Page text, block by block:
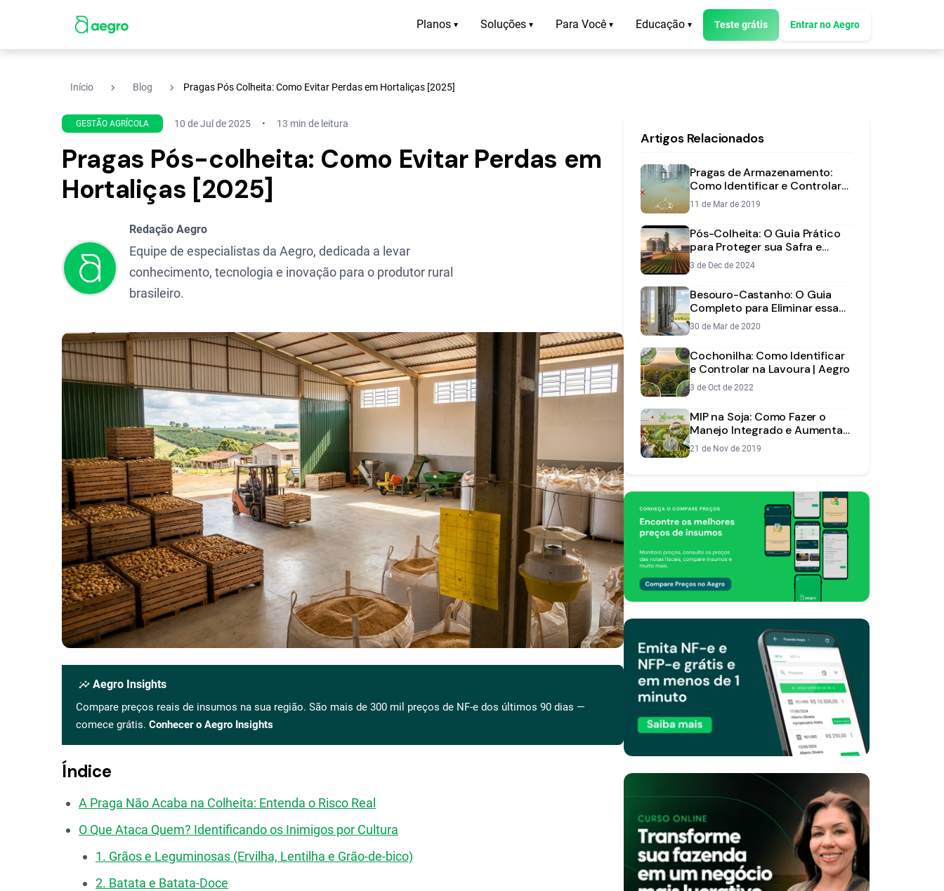
Planos ▾ Soluções ▾ Para Você ▾ Educação ▾ Teste grátis Entrar no Aegro
Início navigate_next Blog navigate_next Pragas Pós Colheita: Como Evitar Perdas em Hortaliças [2025]
GESTÃO AGRÍCOLA 10 de Jul de 2025 13 min de leitura
Pragas Pós-colheita: Como Evitar Perdas em
Hortaliças [2025]
Redação Aegro
Equipe de especialistas da Aegro, dedicada a levar
conhecimento, tecnologia e inovação para o produtor rural
brasileiro.
insights Aegro Insights
Compare preços reais de insumos na sua região. São mais de 300 mil preços de NF-e dos últimos 90 dias —
comece grátis. Conhecer o Aegro Insights
Índice
A Praga Não Acaba na Colheita: Entenda o Risco Real
O Que Ataca Quem? Identificando os Inimigos por Cultura
1. Grãos e Leguminosas (Ervilha, Lentilha e Grão-de-bico)
2. Batata e Batata-Doce
Artigos Relacionados
Pragas de Armazenamento:
Como Identificar e Controlar
Após a Colheita
11 de Mar de 2019
Pós-Colheita: O Guia Prático
para Proteger sua Safra e
Maximizar Lucros
3 de Dec de 2024
Besouro-Castanho: O Guia
Completo para Eliminar essa
Praga dos Grãos Armazenados
30 de Mar de 2020
Cochonilha: Como Identificar
e Controlar na Lavoura | Aegro
3 de Oct de 2022
MIP na Soja: Como Fazer o
Manejo Integrado e Aumentar
a Rentabilidade
21 de Nov de 2019